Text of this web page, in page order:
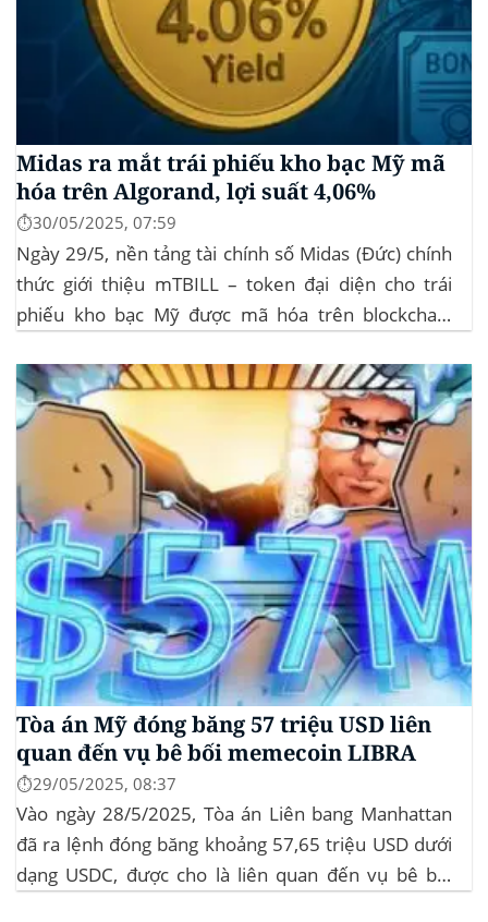
Midas ra mắt trái phiếu kho bạc Mỹ mã
hóa trên Algorand, lợi suất 4,06%
⏱️30/05/2025, 07:59
Ngày 29/5, nền tảng tài chính số Midas (Đức) chính
thức giới thiệu mTBILL – token đại diện cho trái
phiếu kho bạc Mỹ được mã hóa trên blockchain
không yêu cầu mức đầu tư tối thiểu. mTBILL được
bảo chứng bằng...
Tòa án Mỹ đóng băng 57 triệu USD liên
quan đến vụ bê bối memecoin LIBRA
⏱️29/05/2025, 08:37
Vào ngày 28/5/2025, Tòa án Liên bang Manhattan
đã ra lệnh đóng băng khoảng 57,65 triệu USD dưới
dạng USDC, được cho là liên quan đến vụ bê bối